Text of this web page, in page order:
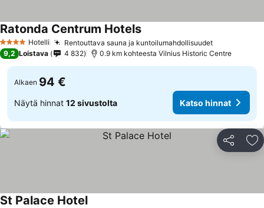
4 Tähtiluokitus
Hotelli Rentouttava sauna ja kuntoilumahdollisuudet
Ratonda Centrum Hotels
9,2 Loistava 4 832 0.9 km kohteesta Vilnius Historic Centre
Alkaen 94 €
Näytä hinnat 12 sivustolta Katso hinnat
Jaa
St Palace Hotel